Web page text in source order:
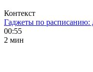
Контекст
Гаджеты по расписанию:
00:55
2 мин